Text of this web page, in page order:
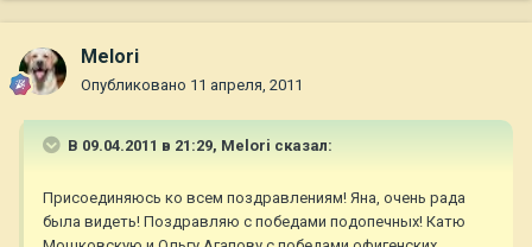
Melori
Опубликовано 11 апреля, 2011
В 09.04.2011 в 21:29, Melori сказал:
Присоединяюсь ко всем поздравлениям! Яна, очень рада
была видеть! Поздравляю с победами подопечных! Катю